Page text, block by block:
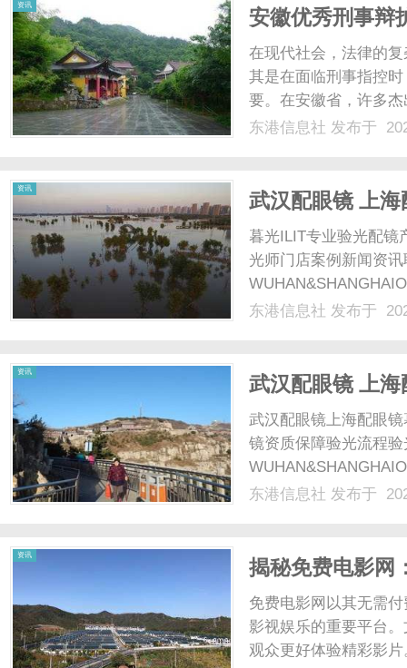
资讯
安徽优秀刑事辩
在现代社会，法律的
其是在面临刑事指控
要。在安徽省，许多
帮助他们在法律的迷
东港信息社 发布于
资讯
武汉配眼镜 上海
暮光ILIT专业验光配镜
光师门店案例新闻资
配镜的写字楼眼镜店
东港信息社 发布于
资讯
武汉配眼镜 上海
武汉配眼镜上海配眼
镜资质保障验光流程
配镜的写字楼眼镜店
东港信息社 发布于
资讯
揭秘免费电影网
免费电影网以其无需
影视娱乐的重要平台
观众更好体验精彩影